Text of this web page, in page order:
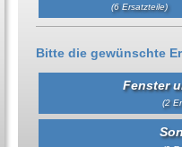
(6 Ersatzteile)
Bitte die gewünschte
Fenster
(2